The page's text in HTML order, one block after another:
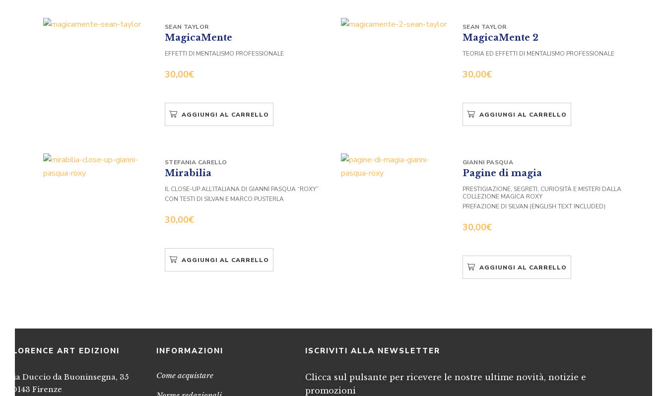
MagicaMente
30,00€
SEAN TAYLOR
EFFETTI DI MENTALISMO PROFESSIONALE
AGGIUNGI AL CARRELLO
MagicaMente 2
30,00€
SEAN TAYLOR
TEORIA ED EFFETTI DI MENTALISMO PROFESSIONALE
AGGIUNGI AL CARRELLO
Mirabilia
30,00€
STEFANIA CARELLO
IL CLOSE-UP ALL’ITALIANA DI GIANNI PASQUA “ROXY”
CON TESTI DI SILVAN E MARCO PUSTERLA
AGGIUNGI AL CARRELLO
Pagine di magia
30,00€
GIANNI PASQUA
PRESTIGIAZIONE, SEGRETI, CURIOSITÀ E MISTERI DALLA
COLLEZIONE MAGICA ROXY
PREFAZIONE DI SILVAN (ENGLISH TEXT INCLUDED)
AGGIUNGI AL CARRELLO
FLORENCE ART EDIZIONI
Via Duccio da Buoninsegna, 35
50143 Firenze
INFORMAZIONI
Come acquistare
ISCRIVITI ALLA NEWSLETTER
Clicca sul pulsante per ricevere le nostre ultime novità, notizie e
promozioni